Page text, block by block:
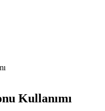
Kullanımı